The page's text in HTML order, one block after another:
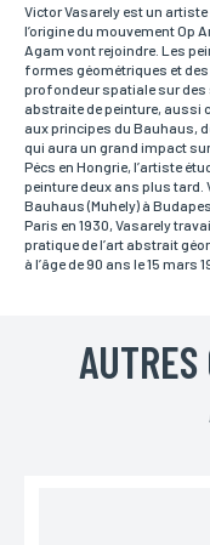
vous pouvez nous laisser
Prénom*
Si vous souhaitez
vous pouvez nous laisser
Email*
Votre adresse mail sert
Téléphone
Si vous préférez que l’on
vous pouvez indiquer votre
Victor Vasarely est un
l’origine du mouvement Op
Agam vont rejoindre. Les
formes géométriques et
profondeur spatiale sur
abstraite de peinture, aussi
aux principes du Bauhaus,
qui aura un grand impact
Pécs en Hongrie, l’artiste
peinture deux ans plus tard.
Bauhaus (Muhely) à
Paris en 1930, Vasarely
pratique de l’art abstrait
à l’âge de 90 ans le 15 mars